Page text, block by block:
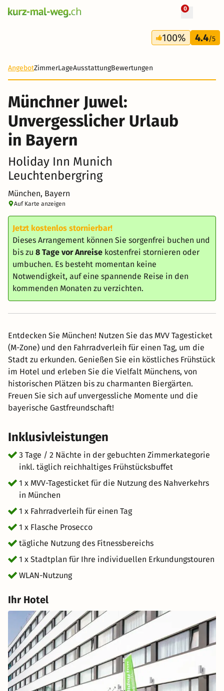
0
3 Tage
247 CHF
100% 4.4/5
AngebotZimmerLageAusstattungBewertungen
Münchner Juwel:
Unvergesslicher Urlaub
in Bayern
Holiday Inn Munich
Leuchtenbergring
München, Bayern
Auf Karte anzeigen
Jetzt kostenlos stornierbar!
Dieses Arrangement können Sie sorgenfrei buchen und
bis zu 8 Tage vor Anreise kostenfrei stornieren oder
umbuchen. Es besteht momentan keine
Notwendigkeit, auf eine spannende Reise in den
kommenden Monaten zu verzichten.
Entdecken Sie München! Nutzen Sie das MVV Tagesticket
(M-Zone) und den Fahrradverleih für einen Tag, um die
Stadt zu erkunden. Genießen Sie ein köstliches Frühstück
im Hotel und erleben Sie die Vielfalt Münchens, von
historischen Plätzen bis zu charmanten Biergärten.
Freuen Sie sich auf unvergessliche Momente und die
bayerische Gastfreundschaft!
Inklusivleistungen
3 Tage / 2 Nächte in der gebuchten Zimmerkategorie
inkl. täglich reichhaltiges Frühstücksbuffet
1 x MVV-Tagesticket für die Nutzung des Nahverkehrs
in München
1 x Fahrradverleih für einen Tag
1 x Flasche Prosecco
tägliche Nutzung des Fitnessbereichs
1 x Stadtplan für Ihre individuellen Erkundungstouren
WLAN-Nutzung
Ihr Hotel